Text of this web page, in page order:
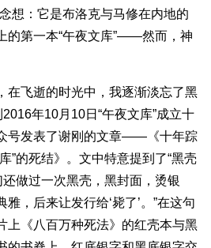
想：它是布洛克与马修在内地的
的第一本“午夜文库”——然而，神
飞逝的时光中，我逐渐淡忘了黑
年10月10日“午夜文库”成立十
号发表了谢刚的文章——《十年踪
的死结》。文中特意提到了“黑壳
做过一次黑壳，黑封面，烫银
，后来让发行给‘毙了’。”在这句
上《八百万种死法》的红壳本与黑